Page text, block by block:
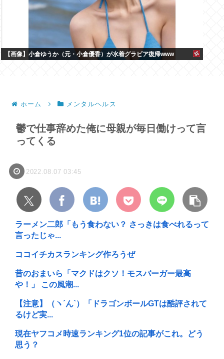
【画像】小倉ゆうか（元・小倉優香）が水着グラビア復帰www
ホーム メンタルヘルス
鬱で仕事辞めた俺に母親が毎日働けって言
ってくる
2022.08.07 03:45
ラーメン二郎「もう食わない？ さっきは食べれるって
言ったじゃ...
ココイチカスランキング作ろうぜ
昔のおまいら「マクドはクソ！モスバーガー最高
や！」 この風潮...
【注意】（ヽ´ん`）「ドラゴンボールGTは酷評されて
るけど実...
現在ヤフコメ時速ランキング1位の記事がこれ。どう
思う？